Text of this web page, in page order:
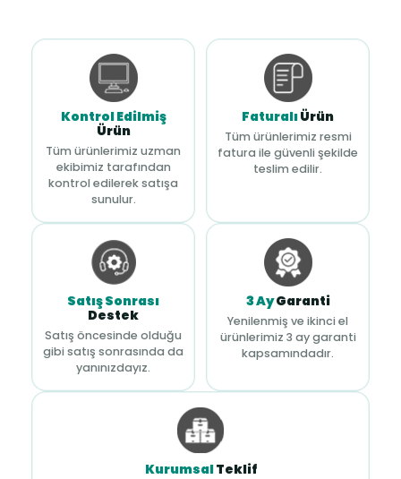
Kontrol Edilmiş
Ürün
Tüm ürünlerimiz uzman
ekibimiz tarafından
kontrol edilerek satışa
sunulur.
FaturalıÜrün
Tüm ürünlerimiz resmi
fatura ile güvenli şekilde
teslim edilir.
Satış Sonrası
Destek
Satış öncesinde olduğu
gibi satış sonrasında da
yanınızdayız.
3 AyGaranti
Yenilenmiş ve ikinci el
ürünlerimiz 3 ay garanti
kapsamındadır.
KurumsalTeklif